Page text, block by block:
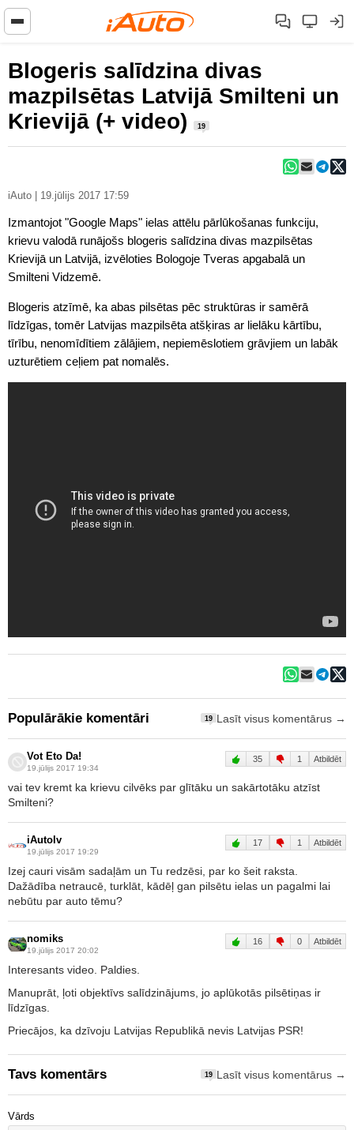
Blogeris salīdzina divas
mazpilsētas Latvijā Smilteni un
Krievijā (+ video)
19
iAuto | 19.jūlijs 2017 17:59
Izmantojot "Google Maps" ielas attēlu pārlūkošanas funkciju,
krievu valodā runājošs blogeris salīdzina divas mazpilsētas
Krievijā un Latvijā, izvēloties Bologoje Tveras apgabalā un
Smilteni Vidzemē.
Blogeris atzīmē, ka abas pilsētas pēc struktūras ir samērā
līdzīgas, tomēr Latvijas mazpilsēta atšķiras ar lielāku kārtību,
tīrību, nenomīdītiem zālājiem, nepiemēslotiem grāvjiem un labāk
uzturētiem ceļiem pat nomalēs.
Populārākie komentāri 19 Lasīt visus komentārus →
Vot Eto Da!
19.jūlijs 2017 19:34
35 1 Atbildēt
vai tev kremt ka krievu cilvēks par glītāku un sakārtotāku atzīst
Smilteni?
iAutolv
19.jūlijs 2017 19:29
17 1 Atbildēt
Izej cauri visām sadaļām un Tu redzēsi, par ko šeit raksta.
Dažādība netraucē, turklāt, kādēļ gan pilsētu ielas un pagalmi lai
nebūtu par auto tēmu?
nomiks
19.jūlijs 2017 20:02
16 0 Atbildēt
Interesants video. Paldies.
Manuprāt, ļoti objektīvs salīdzinājums, jo aplūkotās pilsētiņas ir
līdzīgas.
Priecājos, ka dzīvoju Latvijas Republikā nevis Latvijas PSR!
Tavs komentārs 19 Lasīt visus komentārus →
Vārds